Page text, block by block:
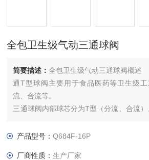
全包卫生级气动三通球阀
简要描述：全包卫生级气动三通球阀概述
通T型球阀主要用于食品医药等卫生级
流、合流等。
三通球阀内部球芯分为T型（分流、合流
可配气动阀门的附件有换向电磁阀、限
产品型号：Q684F-16P
厂商性质：生产厂家